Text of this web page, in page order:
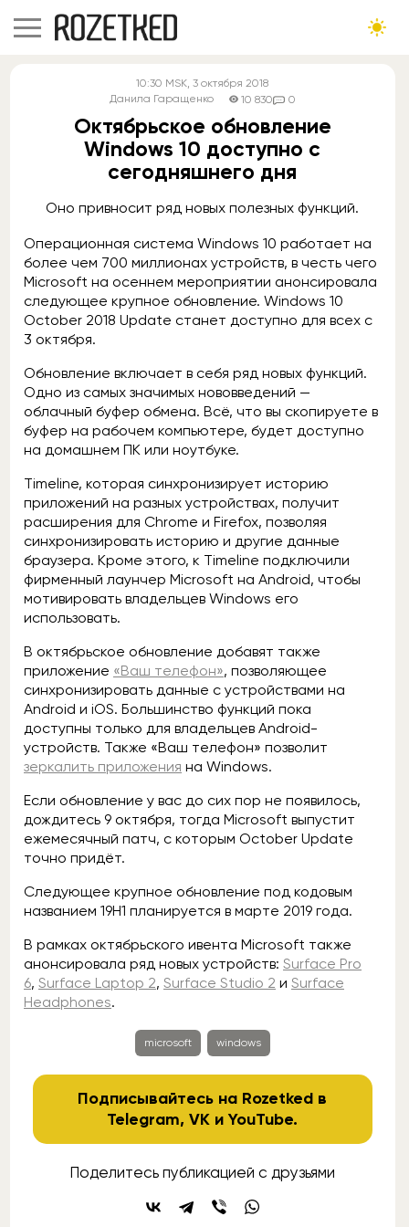
10:30 MSK, 3 октября 2018
Данила Гаращенко
10 830 0
Октябрьское обновление
Windows 10 доступно с
сегодняшнего дня
Оно привносит ряд новых полезных функций.
Операционная система Windows 10 работает на
более чем 700 миллионах устройств, в честь чего
Microsoft на осеннем мероприятии анонсировала
следующее крупное обновление. Windows 10
October 2018 Update станет доступно для всех с
3 октября.
Обновление включает в себя ряд новых функций.
Одно из самых значимых нововведений —
облачный буфер обмена. Всё, что вы скопируете в
буфер на рабочем компьютере, будет доступно
на домашнем ПК или ноутбуке.
Timeline, которая синхронизирует историю
приложений на разных устройствах, получит
расширения для Chrome и Firefox, позволяя
синхронизировать историю и другие данные
браузера. Кроме этого, к Timeline подключили
фирменный лаунчер Microsoft на Android, чтобы
мотивировать владельцев Windows его
использовать.
В октябрьское обновление добавят также
приложение «Ваш телефон», позволяющее
синхронизировать данные с устройствами на
Android и iOS. Большинство функций пока
доступны только для владельцев Android-
устройств. Также «Ваш телефон» позволит
зеркалить приложения на Windows.
Если обновление у вас до сих пор не появилось,
дождитесь 9 октября, тогда Microsoft выпустит
ежемесячный патч, с которым October Update
точно придёт.
Следующее крупное обновление под кодовым
названием 19H1 планируется в марте 2019 года.
В рамках октябрьского ивента Microsoft также
анонсировала ряд новых устройств: Surface Pro
6, Surface Laptop 2, Surface Studio 2 и Surface
Headphones.
microsoft windows
Подписывайтесь на Rozetked в
Telegram,VK иYouTube.
Поделитесь публикацией с друзьями